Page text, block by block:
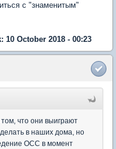
с "знаменитым"
October 2018 - 00:23
что они выиграют
в наших дома, но
ОСС в момент